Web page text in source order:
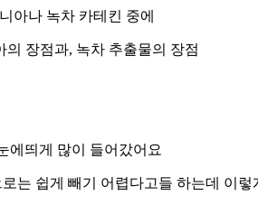
아나 녹차 카테킨 중에
장점과, 녹차 추출물의 장점
에띄게 많이 들어갔어요
는 쉽게 빼기 어렵다고들 하는데 이